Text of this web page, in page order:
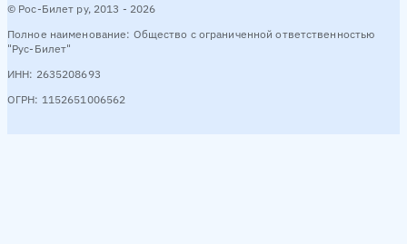
© Рос-Билет ру, 2013 - 2026
Полное наименование: Общество с ограниченной ответственностью
"Рус-Билет"
ИНН: 2635208693
ОГРН: 1152651006562